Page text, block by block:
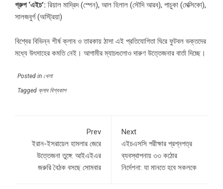
গ্রুপ ‘এইচ’: রিয়াল মাদ্রিদ (স্পেন), আল হিলাল (সৌদি আরব), পাচুকা (মেক্সিকো),
সালজবুর্গ (অস্ট্রিয়া)
বিশ্বের বিভিন্ন শীর্ষ ক্লাব ও তারকায় ঠাসা এই প্রতিযোগিতা ঘিরে ফুটবল ভক্তদের
মধ্যে উৎসাহের কমতি নেই। আগামীর ম্যাচগুলোও দারুণ উত্তেজনার বার্তা দিচ্ছে।
Posted in খেলা
Tagged ক্লাব বিশ্বকাপ
Prev
ইরান-ইসরায়েল হামলার জেরে
উত্তেজনা তুঙ্গে: আইএইএর
জরুরি বৈঠক বসছে সোমবার
Next
এইচএসসি পরীক্ষার প্রশ্নপত্র
ব্যবস্থাপনায় ৩৩ কঠোর
নির্দেশনা: যা মানতে হবে সকলকে